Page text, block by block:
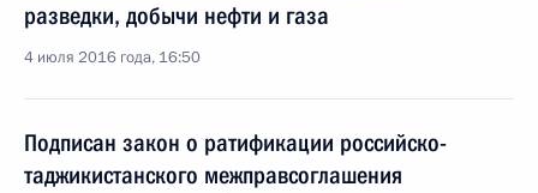
разведки, добычи нефти и газа
4 июля 2016 года, 16:50
Подписан закон о ратификации российско-
таджикистанского межправсоглашения